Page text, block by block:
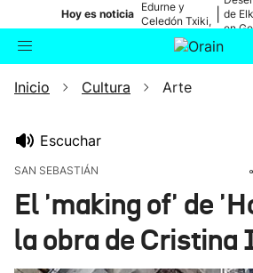
Hoy es noticia
Edurne y
Celedón Txiki,
en directo
de
en
Buscador Actualidad
Ikusmiran
Inicio Cultura Arte
Escuchar
SAN SEBASTIÁN
El 'making of' de
la obra de Cristina